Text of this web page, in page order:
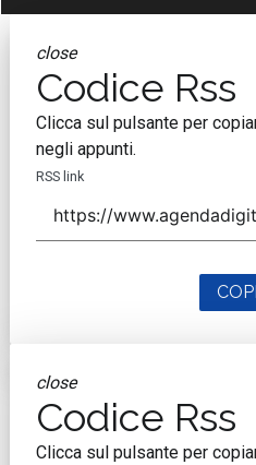
close
Codice Rss
Clicca sul pulsante per
negli appunti.
RSS link
close
Codice Rss
Clicca sul pulsante per